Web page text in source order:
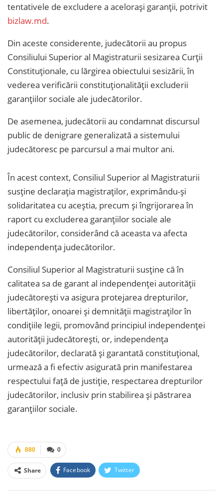
tentativele de excludere a acelorași garanții, potrivit
bizlaw.md.
Din aceste considerente, judecătorii au propus
Consiliului Superior al Magistraturii sesizarea Curții
Constituționale, cu lărgirea obiectului sesizării, în
vederea verificării constituționalității excluderii
garanțiilor sociale ale judecătorilor.
De asemenea, judecătorii au condamnat discursul
public de denigrare generalizată a sistemului
judecătoresc pe parcursul a mai multor ani.
În acest context, Consiliul Superior al Magistraturii
susține declarația magistraților, exprimându-și
solidaritatea cu aceștia, precum și îngrijorarea în
raport cu excluderea garanțiilor sociale ale
judecătorilor, considerând că aceasta va afecta
independența judecătorilor.
Consiliul Superior al Magistraturii susține că în
calitatea sa de garant al independenței autorității
judecătorești va asigura protejarea drepturilor,
libertăţilor, onoarei şi demnităţii magistraţilor în
condiţiile legii, promovând principiul independenţei
autorităţii judecătoreşti, or, independența
judecătorilor, declarată și garantată constituțional,
urmează a fi efectiv asigurată prin manifestarea
respectului față de justiție, respectarea drepturilor
judecătorilor, inclusiv prin stabilirea și păstrarea
garanțiilor sociale.
0
880
Share Facebook Twitter